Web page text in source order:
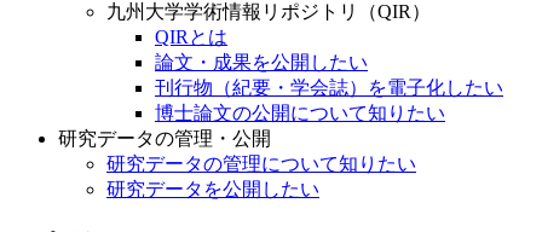
九州大学学術情報リポジトリ（QIR）
QIRとは
論文・成果を公開したい
刊行物（紀要・学会誌）を電子化したい
博士論文の公開について知りたい
研究データの管理・公開
研究データの管理について知りたい
研究データを公開したい